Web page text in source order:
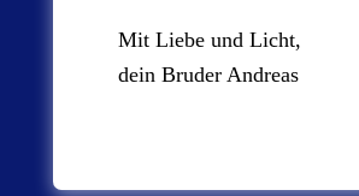
Mit Liebe und Licht,
dein Bruder Andreas